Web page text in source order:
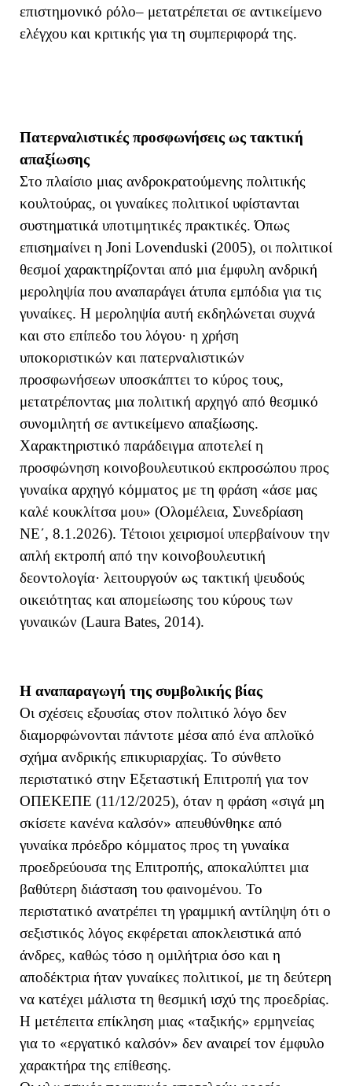
επιστημονικό ρόλο– μετατρέπεται σε αντικείμενο
ελέγχου και κριτικής για τη συμπεριφορά της.
Πατερναλιστικές προσφωνήσεις ως τακτική
απαξίωσης
Στο πλαίσιο μιας ανδροκρατούμενης πολιτικής
κουλτούρας, οι γυναίκες πολιτικοί υφίστανται
συστηματικά υποτιμητικές πρακτικές. Όπως
επισημαίνει η Joni Lovenduski (2005), οι πολιτικοί
θεσμοί χαρακτηρίζονται από μια έμφυλη ανδρική
μεροληψία που αναπαράγει άτυπα εμπόδια για τις
γυναίκες. Η μεροληψία αυτή εκδηλώνεται συχνά
και στο επίπεδο του λόγου· η χρήση
υποκοριστικών και πατερναλιστικών
προσφωνήσεων υποσκάπτει το κύρος τους,
μετατρέποντας μια πολιτική αρχηγό από θεσμικό
συνομιλητή σε αντικείμενο απαξίωσης.
Χαρακτηριστικό παράδειγμα αποτελεί η
προσφώνηση κοινοβουλευτικού εκπροσώπου προς
γυναίκα αρχηγό κόμματος με τη φράση «άσε μας
καλέ κουκλίτσα μου» (Ολομέλεια, Συνεδρίαση
ΝΕ΄, 8.1.2026). Τέτοιοι χειρισμοί υπερβαίνουν την
απλή εκτροπή από την κοινοβουλευτική
δεοντολογία· λειτουργούν ως τακτική ψευδούς
οικειότητας και απομείωσης του κύρους των
γυναικών (Laura Bates, 2014).
Η αναπαραγωγή της συμβολικής βίας
Οι σχέσεις εξουσίας στον πολιτικό λόγο δεν
διαμορφώνονται πάντοτε μέσα από ένα απλοϊκό
σχήμα ανδρικής επικυριαρχίας. Το σύνθετο
περιστατικό στην Εξεταστική Επιτροπή για τον
ΟΠΕΚΕΠΕ (11/12/2025), όταν η φράση «σιγά μη
σκίσετε κανένα καλσόν» απευθύνθηκε από
γυναίκα πρόεδρο κόμματος προς τη γυναίκα
προεδρεύουσα της Επιτροπής, αποκαλύπτει μια
βαθύτερη διάσταση του φαινομένου. Το
περιστατικό ανατρέπει τη γραμμική αντίληψη ότι ο
σεξιστικός λόγος εκφέρεται αποκλειστικά από
άνδρες, καθώς τόσο η ομιλήτρια όσο και η
αποδέκτρια ήταν γυναίκες πολιτικοί, με τη δεύτερη
να κατέχει μάλιστα τη θεσμική ισχύ της προεδρίας.
Η μετέπειτα επίκληση μιας «ταξικής» ερμηνείας
για το «εργατικό καλσόν» δεν αναιρεί τον έμφυλο
χαρακτήρα της επίθεσης.